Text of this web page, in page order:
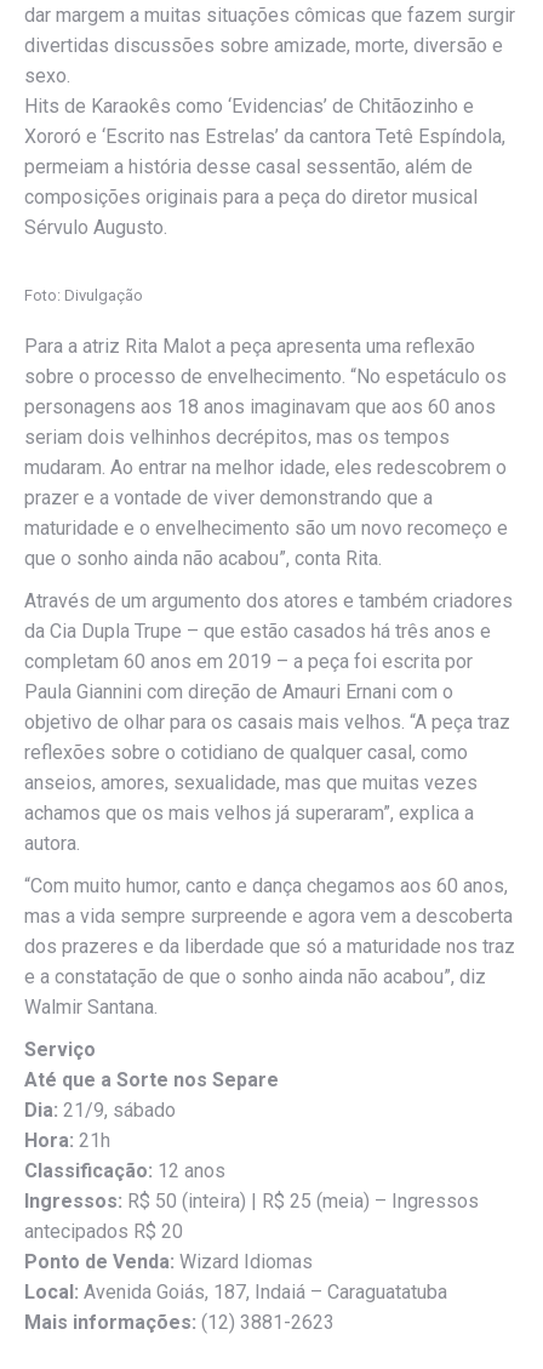
dar margem a muitas situações cômicas que fazem surgir
divertidas discussões sobre amizade, morte, diversão e
sexo.
Hits de Karaokês como ‘Evidencias’ de Chitãozinho e
Xororó e ‘Escrito nas Estrelas’ da cantora Tetê Espíndola,
permeiam a história desse casal sessentão, além de
composições originais para a peça do diretor musical
Sérvulo Augusto.
Foto: Divulgação
Para a atriz Rita Malot a peça apresenta uma reflexão
sobre o processo de envelhecimento. “No espetáculo os
personagens aos 18 anos imaginavam que aos 60 anos
seriam dois velhinhos decrépitos, mas os tempos
mudaram. Ao entrar na melhor idade, eles redescobrem o
prazer e a vontade de viver demonstrando que a
maturidade e o envelhecimento são um novo recomeço e
que o sonho ainda não acabou”, conta Rita.
Através de um argumento dos atores e também criadores
da Cia Dupla Trupe – que estão casados há três anos e
completam 60 anos em 2019 – a peça foi escrita por
Paula Giannini com direção de Amauri Ernani com o
objetivo de olhar para os casais mais velhos. “A peça traz
reflexões sobre o cotidiano de qualquer casal, como
anseios, amores, sexualidade, mas que muitas vezes
achamos que os mais velhos já superaram”, explica a
autora.
“Com muito humor, canto e dança chegamos aos 60 anos,
mas a vida sempre surpreende e agora vem a descoberta
dos prazeres e da liberdade que só a maturidade nos traz
e a constatação de que o sonho ainda não acabou”, diz
Walmir Santana.
Serviço
Até que a Sorte nos Separe
Dia: 21/9, sábado
Hora: 21h
Classificação: 12 anos
Ingressos: R$ 50 (inteira) | R$ 25 (meia) – Ingressos
antecipados R$ 20
Ponto de Venda: Wizard Idiomas
Local: Avenida Goiás, 187, Indaiá – Caraguatatuba
Mais informações: (12) 3881-2623